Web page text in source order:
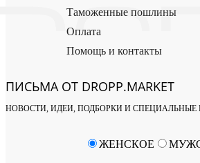
Таможенные пошлины
Оплата
Помощь и контакты
ПИСЬМА ОТ DROPP.MARKET
НОВОСТИ, ИДЕИ, ПОДБОРКИ И
ЖЕНСКОЕ